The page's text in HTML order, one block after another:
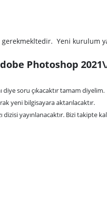
Yeni kurulum
Photoshop
diye soru çıkacaktır tamam diyelim.
yeni bilgisayara aktarılacaktır.
dizisi yayınlanacaktır. Bizi takipte